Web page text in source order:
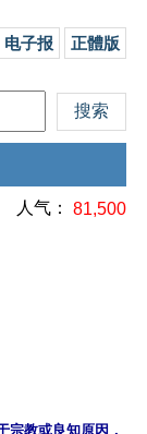
电子报 正體版
人气： 81,500
宗教或良知原因，